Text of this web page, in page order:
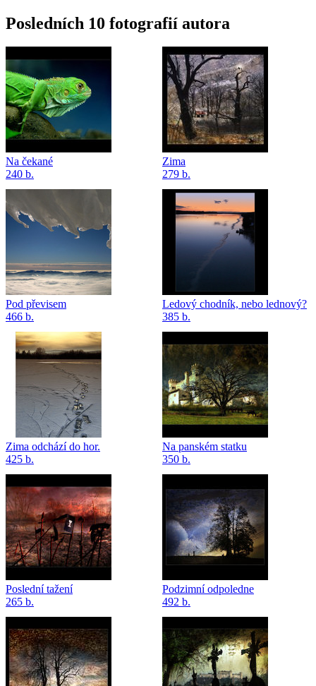
Posledních 10 fotografií autora
Na čekané
240 b.
Zima
279 b.
Pod převisem
466 b.
Ledový chodník, nebo lednový?
385 b.
Zima odchází do hor.
425 b.
Na panském statku
350 b.
Poslední tažení
265 b.
Podzimní odpoledne
492 b.